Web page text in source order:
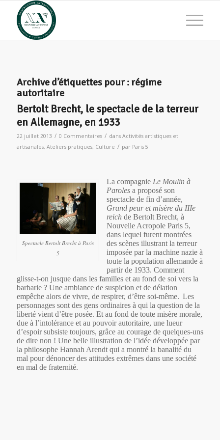
Archive d’étiquettes pour : régime
autoritaire
Bertolt Brecht, le spectacle de la terreur
en Allemagne, en 1933
22 juillet 2013 / 0 Commentaires / dans Activités artistiques et
artisanales, Ateliers pratiques, Culture / par Paris 5
Spectacle Bertolt Brecht à Paris
5
La compagnie Le Moulin à
Parolesa proposé son
spectacle de fin d’année,
Grand peur et misère du IIIe
reichde Bertolt Brecht, à
Nouvelle Acropole Paris 5,
dans lequel furent montrées
des scènes illustrant la terreur
imposée par la machine nazie à
toute la population allemande à
partir de 1933. Comment
glisse-t-on jusque dans les familles et au fond de soi vers la
barbarie ? Une ambiance de suspicion et de délation
empêche alors de vivre, de respirer, d’être soi-même. Les
personnages sont des gens ordinaires à qui la question de la
liberté vient d’être posée. Et au fond de toute misère morale,
due à l’intolérance et au pouvoir autoritaire, une lueur
d’espoir subsiste toujours, grâce au courage de quelques-uns
de dire non ! Une belle illustration de l’idée développée par
la philosophe Hannah Arendt qui a montré la banalité du
mal pour dénoncer des attitudes extrêmes dans une société
en mal de fraternité.